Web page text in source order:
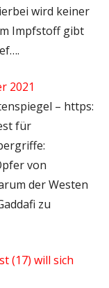
wird keiner
Impfstoff gibt
2021
– https:
für
von
der Westen
zu
(17) will sich